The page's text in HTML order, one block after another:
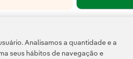
de Privacidade e pela Termos de
Analisamos a quantidade e a
seus hábitos de navegação e